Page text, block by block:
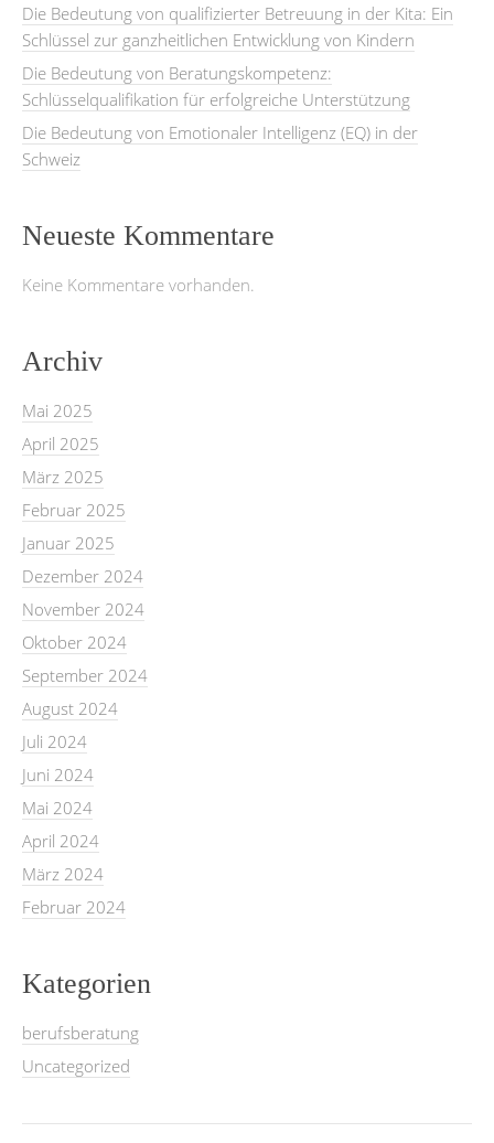
Die Bedeutung von qualifizierter Betreuung in der Kita: Ein
Schlüssel zur ganzheitlichen Entwicklung von Kindern
Die Bedeutung von Beratungskompetenz:
Schlüsselqualifikation für erfolgreiche Unterstützung
Die Bedeutung von Emotionaler Intelligenz (EQ) in der
Schweiz
Neueste Kommentare
Keine Kommentare vorhanden.
Archiv
Mai 2025
April 2025
März 2025
Februar 2025
Januar 2025
Dezember 2024
November 2024
Oktober 2024
September 2024
August 2024
Juli 2024
Juni 2024
Mai 2024
April 2024
März 2024
Februar 2024
Kategorien
berufsberatung
Uncategorized